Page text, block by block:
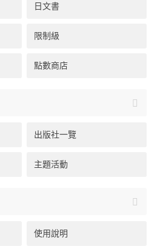
日文書
限制級
點數商店
出版社一覽
主題活動
使用說明